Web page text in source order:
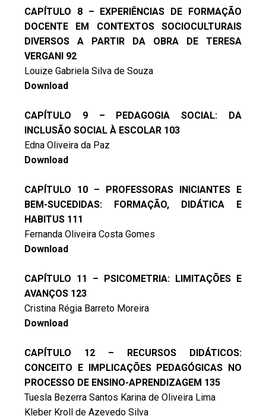
CAPÍTULO 8 – EXPERIÊNCIAS DE FORMAÇÃO
DOCENTE EM CONTEXTOS SOCIOCULTURAIS
DIVERSOS A PARTIR DA OBRA DE TERESA
VERGANI 92
Louize Gabriela Silva de Souza
Download
CAPÍTULO 9 – PEDAGOGIA SOCIAL: DA
INCLUSÃO SOCIAL À ESCOLAR 103
Edna Oliveira da Paz
Download
CAPÍTULO 10 – PROFESSORAS INICIANTES E
BEM-SUCEDIDAS: FORMAÇÃO, DIDÁTICA E
HABITUS 111
Fernanda Oliveira Costa Gomes
Download
CAPÍTULO 11 – PSICOMETRIA: LIMITAÇÕES E
AVANÇOS 123
Cristina Régia Barreto Moreira
Download
CAPÍTULO 12 – RECURSOS DIDÁTICOS:
CONCEITO E IMPLICAÇÕES PEDAGÓGICAS NO
PROCESSO DE ENSINO-APRENDIZAGEM 135
Tuesla Bezerra Santos Karina de Oliveira Lima
Kleber Kroll de Azevedo Silva